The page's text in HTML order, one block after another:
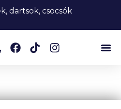
dartsok, csocsók